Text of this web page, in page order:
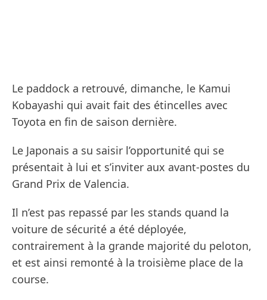
Le paddock a retrouvé, dimanche, le Kamui
Kobayashi qui avait fait des étincelles avec
Toyota en fin de saison dernière.
Le Japonais a su saisir l’opportunité qui se
présentait à lui et s’inviter aux avant-postes du
Grand Prix de Valencia.
Il n’est pas repassé par les stands quand la
voiture de sécurité a été déployée,
contrairement à la grande majorité du peloton,
et est ainsi remonté à la troisième place de la
course.